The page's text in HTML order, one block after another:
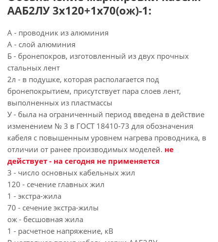
ААБ2ЛУ 3х120+1х70(ож)-1:
А - проводник из алюминия
А - слой алюминия
Б - бронепокров, изготовленный из двух прочных
стальных лент
2л - в подушке, которая располагается под
бронепокрытием, присутствует пара слоев лент,
выполненных из пластмассы
У - была на ограниченный период введена в действие
изменением № 3 в ГОСТ 18410-73 для обозначения
кабеля с повышенным уровнем нагрева проводника, в
отличии от ранее производимых моделей. не
действует - на сегодня не применяется
3 - число основных кабельных жил
120 - сечение главных жил
1 - экстра-жила
70 - сечение экстра-жилы
ож - бесшовная жила
1 - расчетное напряжение, кВ